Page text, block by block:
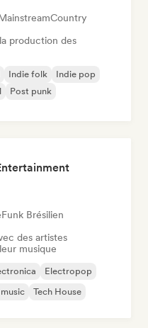
Country
production des
Indie folk
Indie pop
Post punk
Funk Brésilien
des artistes
musique
Electropop
Tech House